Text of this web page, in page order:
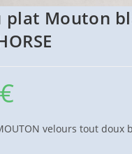
plat Mouton
€
velours tout doux